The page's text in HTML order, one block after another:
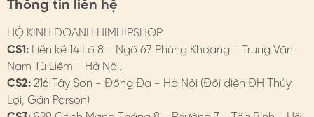
vest, ngực áo váy, eo váy…
3. HƯỚNG DẪN BẢO QUẢN
- Hạn chế tiếp xúc với nước, chất tẩy rửa. Tránh xịt nước
hoa trực tiếp
- Khi không sử dụng, nên tháo khỏi áo & bảo quản trong
Thông tin liên hệ
HỘ KINH DOANH HIMHIPSHOP
CS1: Liền kề 14 Lô 8 - Ngõ 67 Phùng Khoang - Trung Văn -
Nam Từ Liêm - Hà Nội.
CS2: 216 Tây Sơn - Đống Đa - Hà Nội (Đối diện ĐH Thủy
Lợi, Gần Parson)